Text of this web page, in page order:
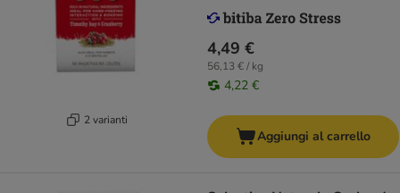
2 varianti
4,49 €
56,13 € / kg
4,22 €
Aggiungi al carrello